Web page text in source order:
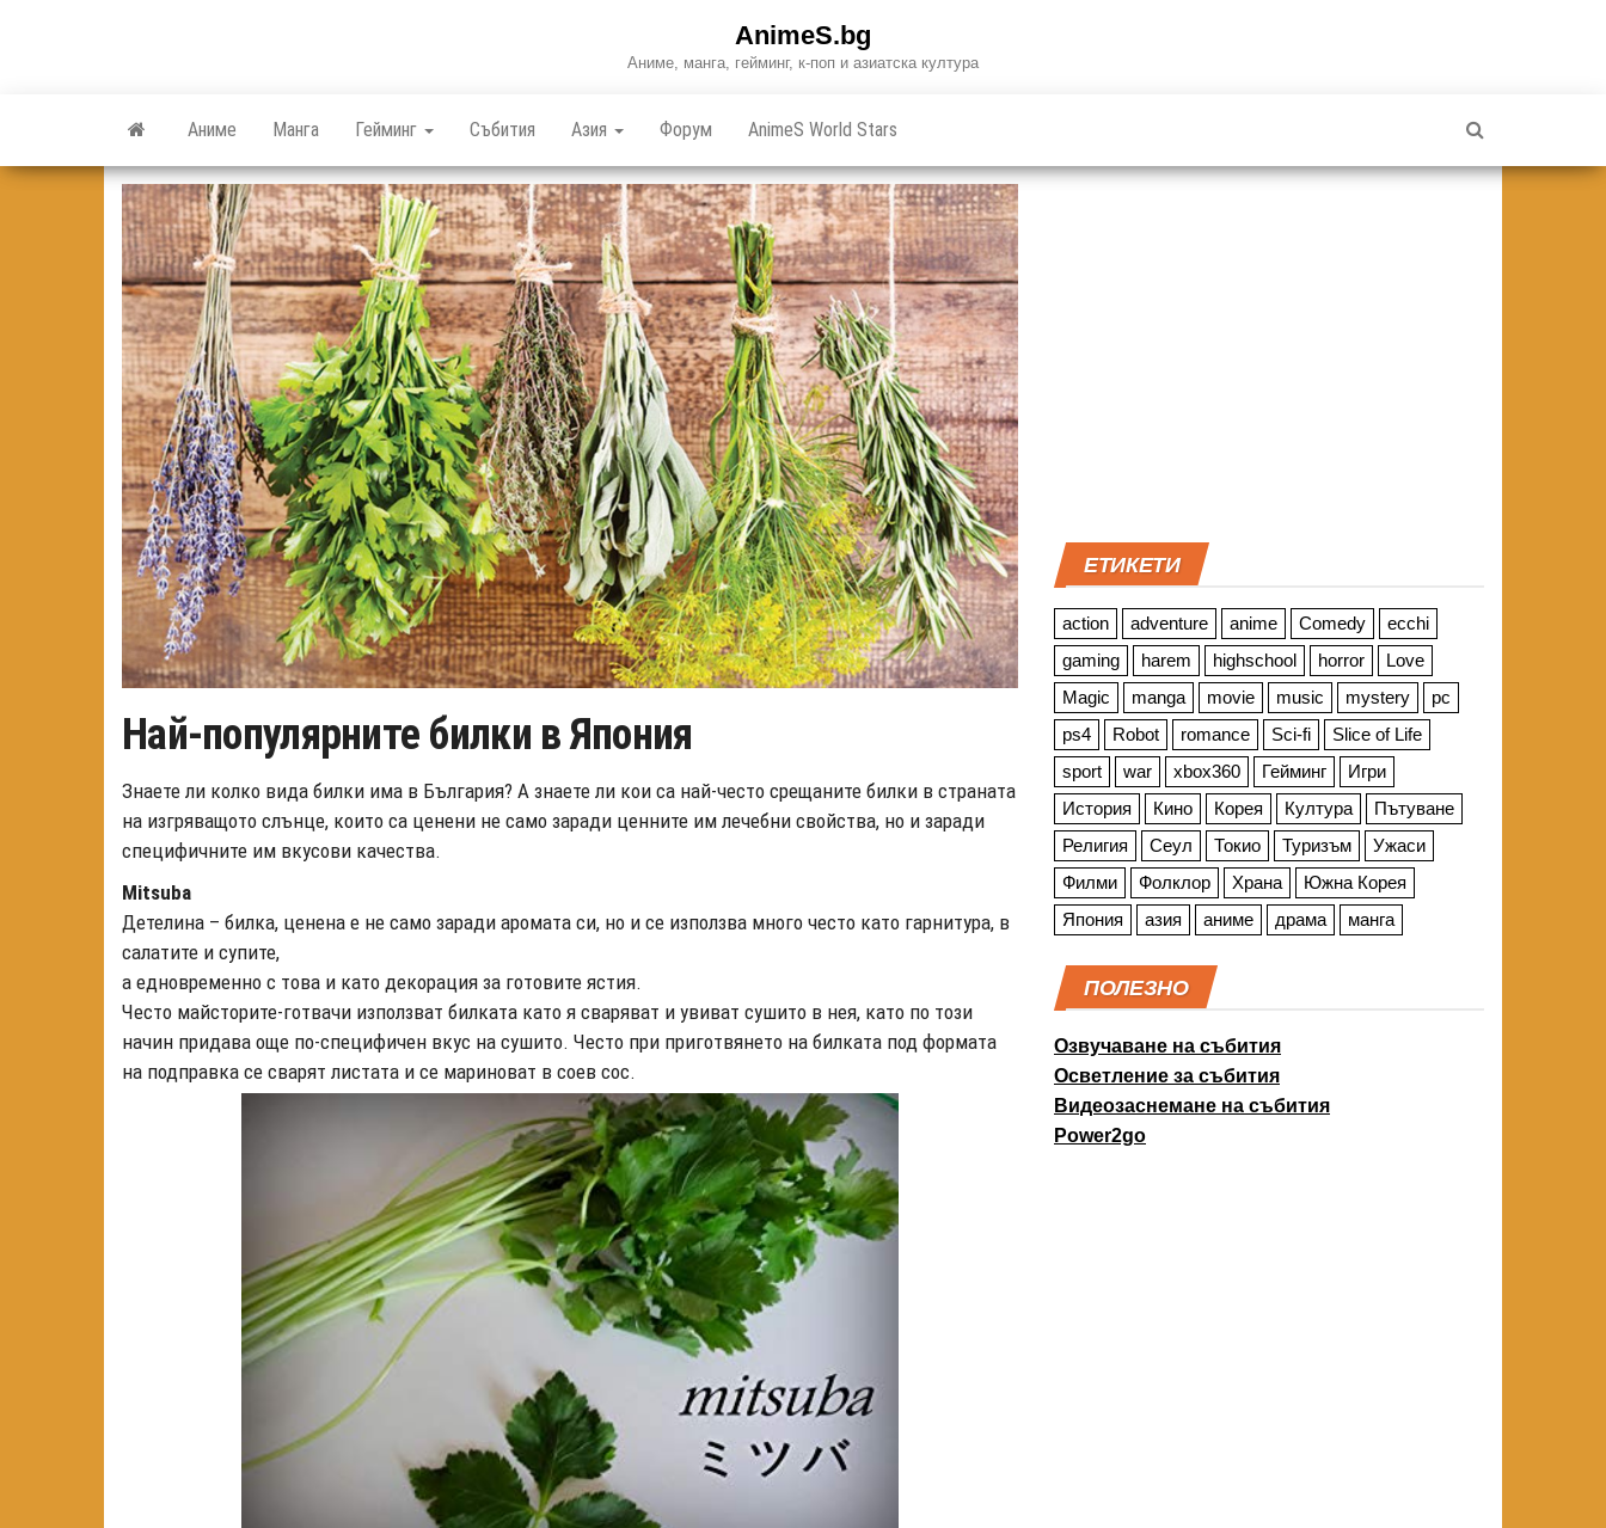
AnimeS.bg
Аниме, манга, гейминг, к-поп и азиатска култура
Аниме Манга Гейминг Събития Азия Форум AnimeS World Stars
Най-популярните билки в Япония
Знаете ли колко вида билки има в България? А знаете ли кои са най-често срещаните билки в страната
на изгряващото слънце, които са ценени не само заради ценните им лечебни свойства, но и заради
специфичните им вкусови качества.
Mitsuba
Детелина – билка, ценена е не само заради аромата си, но и се използва много често като гарнитура, в
салатите и супите,
а едновременно с това и като декорация за готовите ястия.
Често майсторите-готвачи използват билката като я сваряват и увиват сушито в нея, като по този
начин придава още по-специфичен вкус на сушито. Често при приготвянето на билката под формата
на подправка се сварят листата и се мариноват в соев сос.
ЕТИКЕТИ
action adventure anime Comedy
ecchi
gaming
harem highschool horror
Love
Magic
manga movie music mystery
pc
ps4
Robot romance Sci-fi
Slice of Life
sport
war xbox360 Гейминг
Игри
История
Кино Корея Култура
Пътуване
Религия
Сеул Токио Туризъм
Ужаси
Филми
Фолклор Храна
Южна Корея
Япония
азия аниме драма манга
ПОЛЕЗНО
Озвучаване на събития
Осветление за събития
Видеозаснемане на събития
Power2go